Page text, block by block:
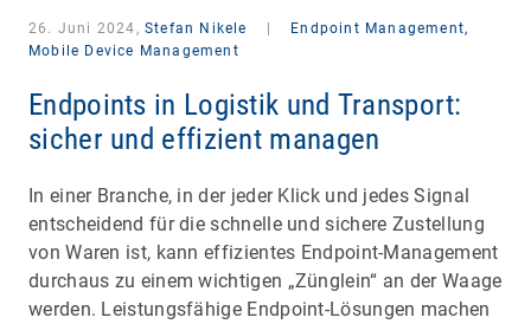
26. Juni 2024, Stefan Nikele
Endpoint Management,
Mobile Device Management
Endpoints in Logistik und Transport:
sicher und effizient managen
In einer Branche, in der jeder Klick und jedes Signal
entscheidend für die schnelle und sichere Zustellung
von Waren ist, kann effizientes Endpoint-Management
durchaus zu einem wichtigen „Zünglein“ an der Waage
werden. Leistungsfähige Endpoint-Lösungen machen